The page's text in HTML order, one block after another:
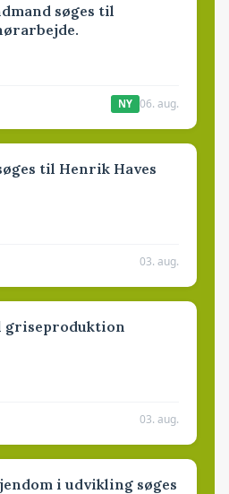
søges til
NY 06. aug.
til Henrik Haves
03. aug.
griseproduktion
03. aug.
i udvikling søges